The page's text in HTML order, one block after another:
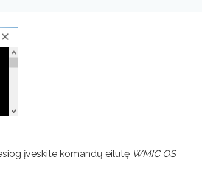
įveskite komandų eilutę WMIC OS